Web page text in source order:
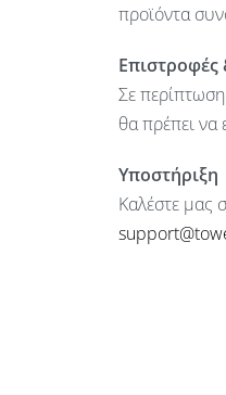
προϊόντα
Επιστροφές
Σε
θα πρέπει
Υποστήριξη
Καλέστε μας